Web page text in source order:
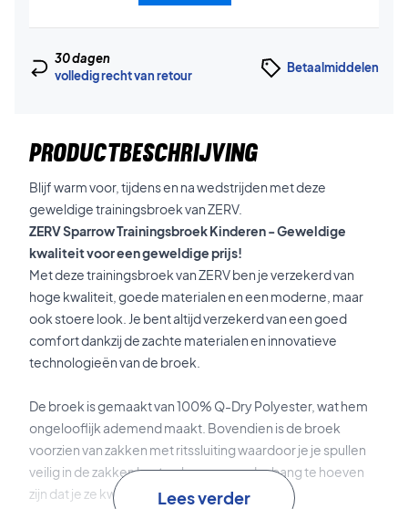
30 dagen
volledig recht van retour
Betaalmiddelen
PRODUCTBESCHRIJVING
Blijf warm voor, tijdens en na wedstrijden met deze
geweldige trainingsbroek van ZERV.
ZERV Sparrow Trainingsbroek Kinderen - Geweldige
kwaliteit voor een geweldige prijs!
Met deze trainingsbroek van ZERV ben je verzekerd van
hoge kwaliteit, goede materialen en een moderne, maar
ook stoere look. Je bent altijd verzekerd van een goed
comfort dankzij de zachte materialen en innovatieve
technologieën van de broek.
De broek is gemaakt van 100% Q-Dry Polyester, wat hem
ongelooflijk ademend maakt. Bovendien is de broek
voorzien van zakken met ritssluiting waardoor je je spullen
veilig in de zakken kunt opbergen zonder bang te hoeven
zijn dat je ze kwijtraakt.Lees verder